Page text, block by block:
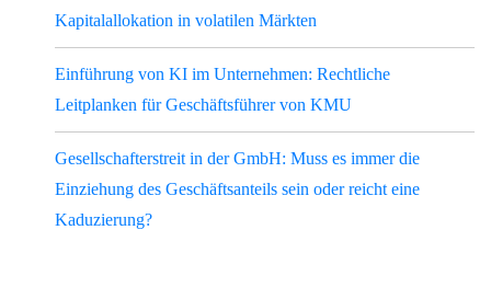
Kapitalallokation in volatilen Märkten
Einführung von KI im Unternehmen: Rechtliche
Leitplanken für Geschäftsführer von KMU
Gesellschafterstreit in der GmbH: Muss es immer die
Einziehung des Geschäftsanteils sein oder reicht eine
Kaduzierung?